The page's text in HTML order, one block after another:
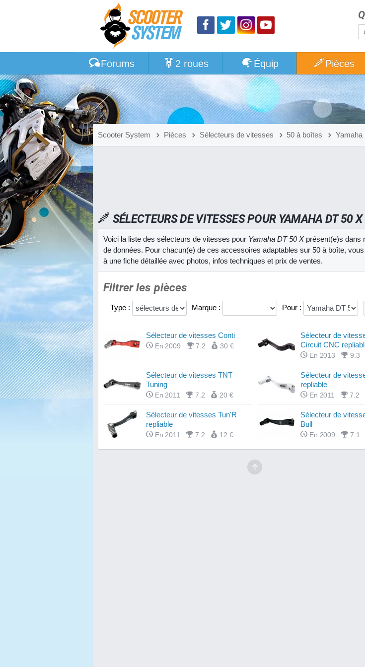
Forums 2 roues Équip Pièces
Scooter System Pièces Sélecteurs de vitesses 50 à boîtes Yamaha
SÉLECTEURS DE VITESSES POUR YAMAHA DT 50 X
Voici la liste des sélecteurs de vitesses pour Yamaha DT 50 Xprésent(e)s dans
de données. Pour chacun(e) de ces accessoires adaptables sur 50 à boîte,
à une fiche détaillée avec photos, infos techniques et prix de ventes.
Filtrer les pièces
Type : Marque : Pour :
Sélecteur de vitesses Conti
En 2009 7.2 30 €
Sélecteur de
Circuit CNC
En 2013 9.3
Sélecteur de vitesses TNT
Tuning
En 2011 7.2 20 €
Sélecteur de
repliable
En 2011 7.2
Sélecteur de vitesses Tun'R
repliable
En 2011 7.2 12 €
Sélecteur de
Bull
En 2009 7.1